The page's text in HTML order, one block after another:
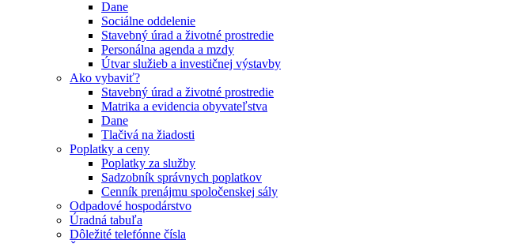
Dane
Sociálne oddelenie
Stavebný úrad a životné prostredie
Personálna agenda a mzdy
Útvar služieb a investičnej výstavby
Ako vybaviť?
Stavebný úrad a životné prostredie
Matrika a evidencia obyvateľstva
Dane
Tlačivá na žiadosti
Poplatky a ceny
Poplatky za služby
Sadzobník správnych poplatkov
Cenník prenájmu spoločenskej sály
Odpadové hospodárstvo
Úradná tabuľa
Dôležité telefónne čísla